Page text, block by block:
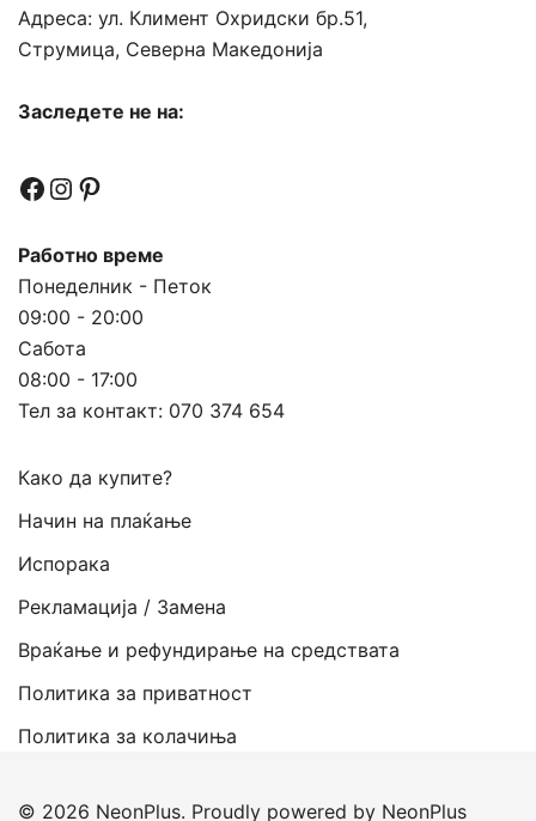
Адреса: ул. Климент Охридски бр.51,
Струмица, Северна Македонија
Заследете не на:
Facebook
Instagram
Pinterest
Работно време
Понеделник - Петок
09:00 - 20:00
Сабота
08:00 - 17:00
Тел за контакт: 070 374 654
Како да купите?
Начин на плаќање
Испорака
Рекламација / Замена
Враќање и рефундирање на средствата
Политика за приватност
Политика за колачиња
© 2026 NeonPlus. Proudly powered by NeonPlus